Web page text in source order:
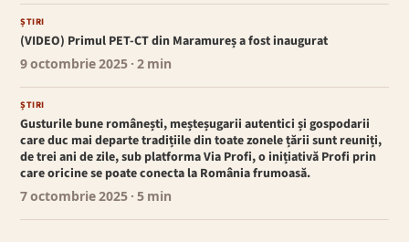
ȘTIRI
(VIDEO) Primul PET-CT din Maramureș a fost inaugurat
9 octombrie 2025 · 2 min
ȘTIRI
Gusturile bune românești, meșteșugarii autentici și gospodarii
care duc mai departe tradițiile din toate zonele țării sunt reuniți,
de trei ani de zile, sub platforma Via Profi, o inițiativă Profi prin
care oricine se poate conecta la România frumoasă.
7 octombrie 2025 · 5 min